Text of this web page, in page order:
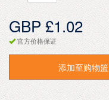
GBP £1.02
官方价格保证
添加至购物篮